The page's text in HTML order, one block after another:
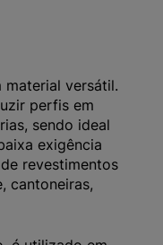
material versátil.
perfis em
sendo ideal
exigência
revestimentos
cantoneiras,